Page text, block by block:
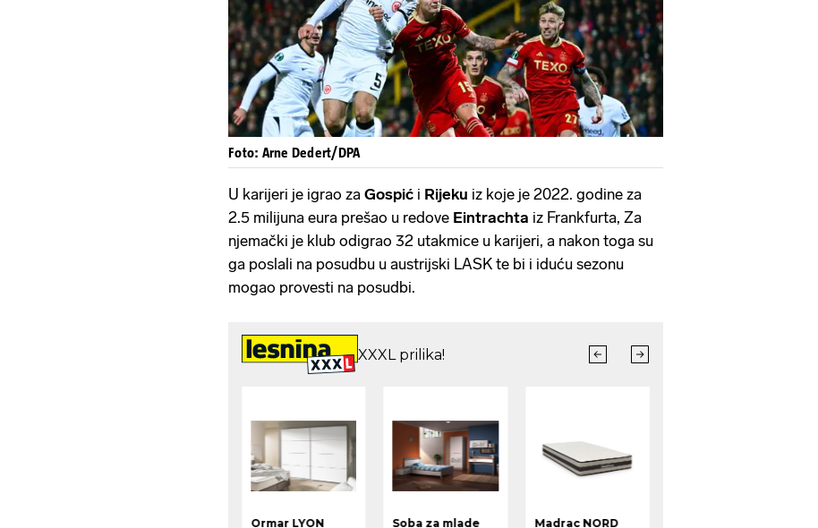
Foto: Arne Dedert/DPA
U karijeri je igrao za Gospić i Rijeku iz koje je 2022. godine za
2.5 milijuna eura prešao u redove Eintrachta iz Frankfurta, Za
njemački je klub odigrao 32 utakmice u karijeri, a nakon toga su
ga poslali na posudbu u austrijski LASK te bi i iduću sezonu
mogao provesti na posudbi.